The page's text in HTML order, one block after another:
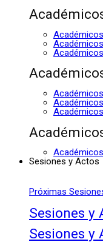
Sesiones y Actos
Próximas
Sesiones y
Sesiones y